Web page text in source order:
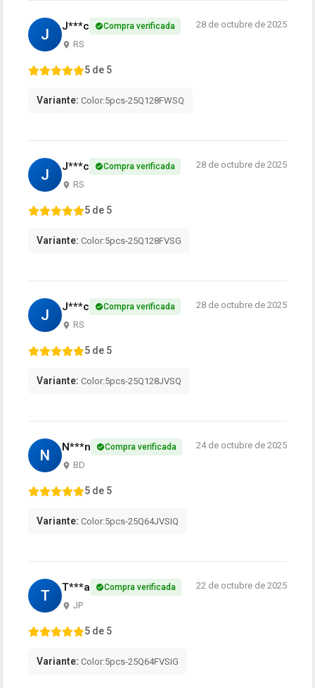
J J***c Compra verificada
RS
28 de octubre de 2025
5 de 5
Variante: Color:5pcs-25Q128FWSQ
J J***c Compra verificada
RS
28 de octubre de 2025
5 de 5
Variante: Color:5pcs-25Q128FVSG
J J***c Compra verificada
RS
28 de octubre de 2025
5 de 5
Variante: Color:5pcs-25Q128JVSQ
N N***n Compra verificada
BD
24 de octubre de 2025
5 de 5
Variante: Color:5pcs-25Q64JVSIQ
T T***a Compra verificada
JP
22 de octubre de 2025
5 de 5
Variante: Color:5pcs-25Q64FVSIG